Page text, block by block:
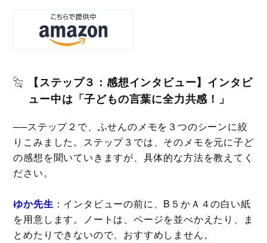
【ステップ３：感想インタビュー】インタビ
ュー中は「子どもの言葉に全力共感！」
──ステップ２で、ふせんのメモを３つのシーンに絞
りこみました。ステップ３では、そのメモを元に子ど
の感想を聞いていきますが、具体的な方法を教えてく
ださい。
ゆか先生 ：インタビューの前に、B５かＡ４の白い紙
を用意します。ノートは、ページを並べかえたり、ま
とめたりできないので、おすすめしません。